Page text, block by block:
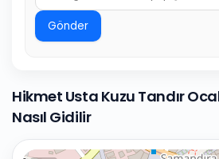
Gönder
Hikmet Usta Kuzu Tandır
Nasıl Gidilir